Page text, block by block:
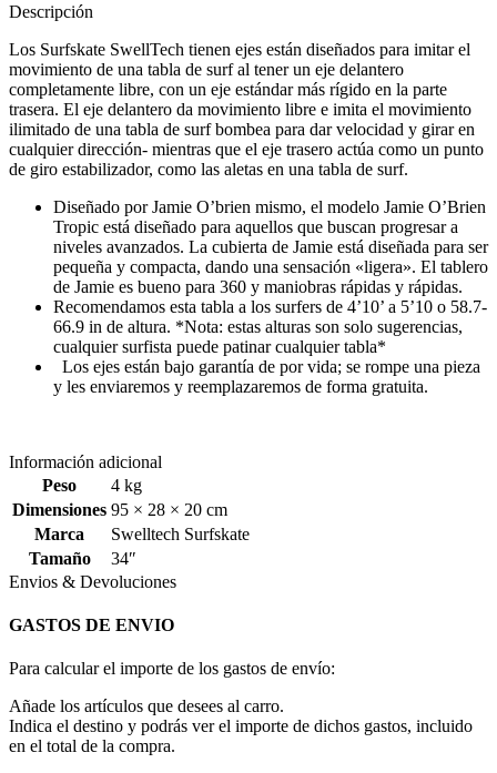
Descripción
Los Surfskate SwellTech tienen ejes están diseñados para imitar el
movimiento de una tabla de surf al tener un eje delantero
completamente libre, con un eje estándar más rígido en la parte
trasera. El eje delantero da movimiento libre e imita el movimiento
ilimitado de una tabla de surf bombea para dar velocidad y girar en
cualquier dirección- mientras que el eje trasero actúa como un punto
de giro estabilizador, como las aletas en una tabla de surf.
Diseñado por Jamie O’brien mismo, el modelo Jamie O’Brien
Tropic está diseñado para aquellos que buscan progresar a
niveles avanzados. La cubierta de Jamie está diseñada para ser
pequeña y compacta, dando una sensación «ligera». El tablero
de Jamie es bueno para 360 y maniobras rápidas y rápidas.
Recomendamos esta tabla a los surfers de 4’10’ a 5’10 o 58.7-
66.9 in de altura. *Nota: estas alturas son solo sugerencias,
cualquier surfista puede patinar cualquier tabla*
Los ejes están bajo garantía de por vida; se rompe una pieza
y les enviaremos y reemplazaremos de forma gratuita.
Información adicional
Peso
4 kg
Dimensiones 95 × 28 × 20 cm
Marca
Swelltech Surfskate
Tamaño
34″
Envios & Devoluciones
GASTOS DE ENVIO
Para calcular el importe de los gastos de envío:
Añade los artículos que desees al carro.
Indica el destino y podrás ver el importe de dichos gastos, incluido
en el total de la compra.